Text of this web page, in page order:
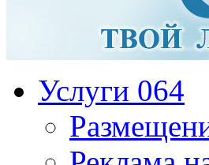
Услуги 064